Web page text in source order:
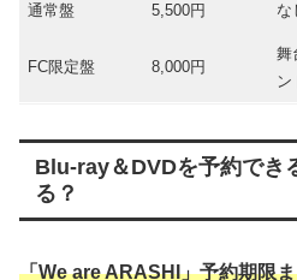
通常盤 5,500円 な
FC限定盤 8,000円
舞
ン
Blu-ray＆DVDを予約でき
る？
「We are ARASHI」予約期限